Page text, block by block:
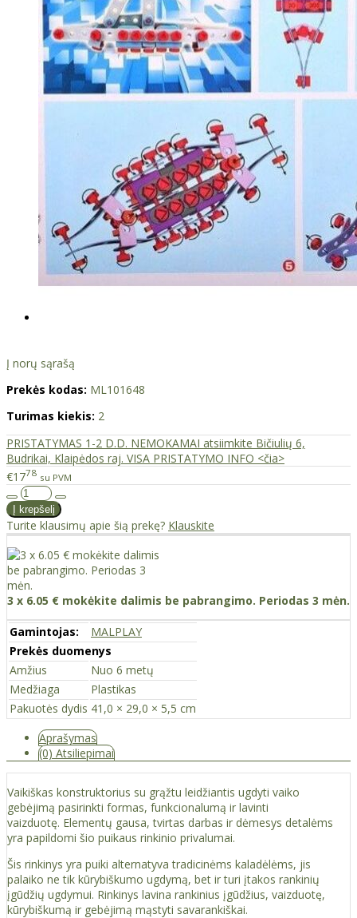
Į norų sąrašą
Prekės kodas: ML101648
Turimas kiekis: 2
PRISTATYMAS 1-2 D.D. NEMOKAMAI atsiimkite Bičiulių 6,
Budrikai, Klaipėdos raj. VISA PRISTATYMO INFO <čia>
€1778 su PVM
Turite klausimų apie šią prekę? Klauskite
3 x 6.05 € mokėkite dalimis be pabrangimo. Periodas 3 mėn.
Gamintojas:
MALPLAY
Prekės duomenys
Amžius
Nuo 6 metų
Medžiaga
Plastikas
Pakuotės dydis 41,0 × 29,0 × 5,5 cm
Aprašymas
(0) Atsiliepimai
Vaikiškas konstruktorius su grąžtu leidžiantis ugdyti vaiko
gebėjimą pasirinkti formas, funkcionalumą ir lavinti
vaizduotę. Elementų gausa, tvirtas darbas ir dėmesys detalėms
yra papildomi šio puikaus rinkinio privalumai.
Šis rinkinys yra puiki alternatyva tradicinėms kaladėlėms, jis
palaiko ne tik kūrybiškumo ugdymą, bet ir turi įtakos rankinių
įgūdžių ugdymui. Rinkinys lavina rankinius įgūdžius, vaizduotę,
kūrybiškumą ir gebėjimą mąstyti savarankiškai.